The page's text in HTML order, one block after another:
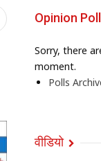
Opinion Poll
Sorry, there
moment.
Polls
वीडियो